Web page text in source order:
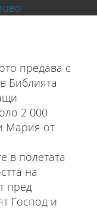
предава с
Библията
2 000
Мария от
в полетата
на
пред
Господ и